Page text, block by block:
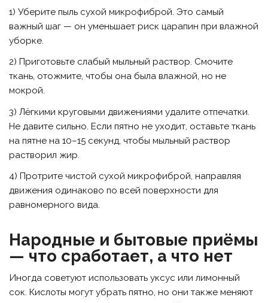
1) Уберите пыль сухой микрофиброй. Это самый
важный шаг — он уменьшает риск царапин при влажной
уборке.
2) Приготовьте слабый мыльный раствор. Смочите
ткань, отожмите, чтобы она была влажной, но не
мокрой.
3) Лёгкими круговыми движениями удалите отпечатки.
Не давите сильно. Если пятно не уходит, оставьте ткань
на пятне на 10–15 секунд, чтобы мыльный раствор
растворил жир.
4) Протрите чистой сухой микрофиброй, направляя
движения одинаково по всей поверхности для
равномерного вида.
Народные и бытовые приёмы
— что сработает, а что нет
Иногда советуют использовать уксус или лимонный
сок. Кислоты могут убрать пятно, но они также меняют